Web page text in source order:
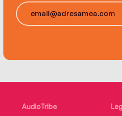
AudioTribe